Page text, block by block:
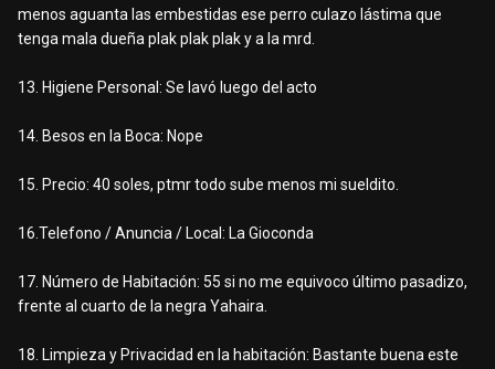
menos aguanta las embestidas ese perro culazo lástima que
tenga mala dueña plak plak plak y a la mrd.
13. Higiene Personal: Se lavó luego del acto
14. Besos en la Boca: Nope
15. Precio: 40 soles, ptmr todo sube menos mi sueldito.
16.Telefono / Anuncia / Local: La Gioconda
17. Número de Habitación: 55 si no me equivoco último pasadizo,
frente al cuarto de la negra Yahaira.
18. Limpieza y Privacidad en la habitación: Bastante buena este